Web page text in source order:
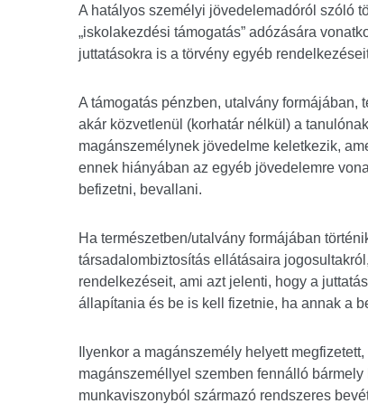
A hatályos személyi jövedelemadóról szóló
„iskolakezdési támogatás” adózására
juttatásokra is a törvény egyéb
A támogatás pénzben, utalvány formájában,
akár közvetlenül (korhatár nélkül) a
magánszemélynek jövedelme keletkezik,
ennek hiányában az egyéb jövedelemre
befizetni, bevallani.
Ha természetben/utalvány formájában
társadalombiztosítás ellátásaira
rendelkezéseit, ami azt jelenti, hogy a
állapítania és be is kell fizetnie, ha annak a
Ilyenkor a magánszemély helyett
magánszeméllyel szemben fennálló
munkaviszonyból származó rendszeres